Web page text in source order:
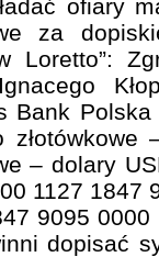
ofiary
za
Loretto”:
Bank
– dolary
1127 1847
9095
dopisać